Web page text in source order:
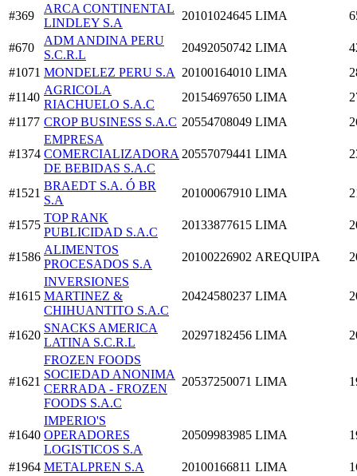
#369
ARCA CONTINENTAL
LINDLEY S.A
20101024645 LIMA
#670
ADM ANDINA PERU
S.C.R.L
20492050742 LIMA
#1071 MONDELEZ PERU S.A 20100164010 LIMA
#1140
AGRICOLA
RIACHUELO S.A.C
20154697650 LIMA
#1177 CROP BUSINESS S.A.C 20554708049 LIMA
#1374
EMPRESA
COMERCIALIZADORA
DE BEBIDAS S.A.C
20557079441 LIMA
#1521
BRAEDT S.A. Ó BR
S.A
20100067910 LIMA
#1575
TOP RANK
PUBLICIDAD S.A.C
20133877615 LIMA
#1586
ALIMENTOS
PROCESADOS S.A
20100226902 AREQUIPA
#1615
INVERSIONES
MARTINEZ &
CHIHUANTITO S.A.C
20424580237 LIMA
#1620
SNACKS AMERICA
LATINA S.C.R.L
20297182456 LIMA
#1621
FROZEN FOODS
SOCIEDAD ANONIMA
CERRADA - FROZEN
FOODS S.A.C
20537250071 LIMA
#1640
IMPERIO'S
OPERADORES
LOGISTICOS S.A
20509983985 LIMA
#1964 METALPREN S.A 20100166811 LIMA